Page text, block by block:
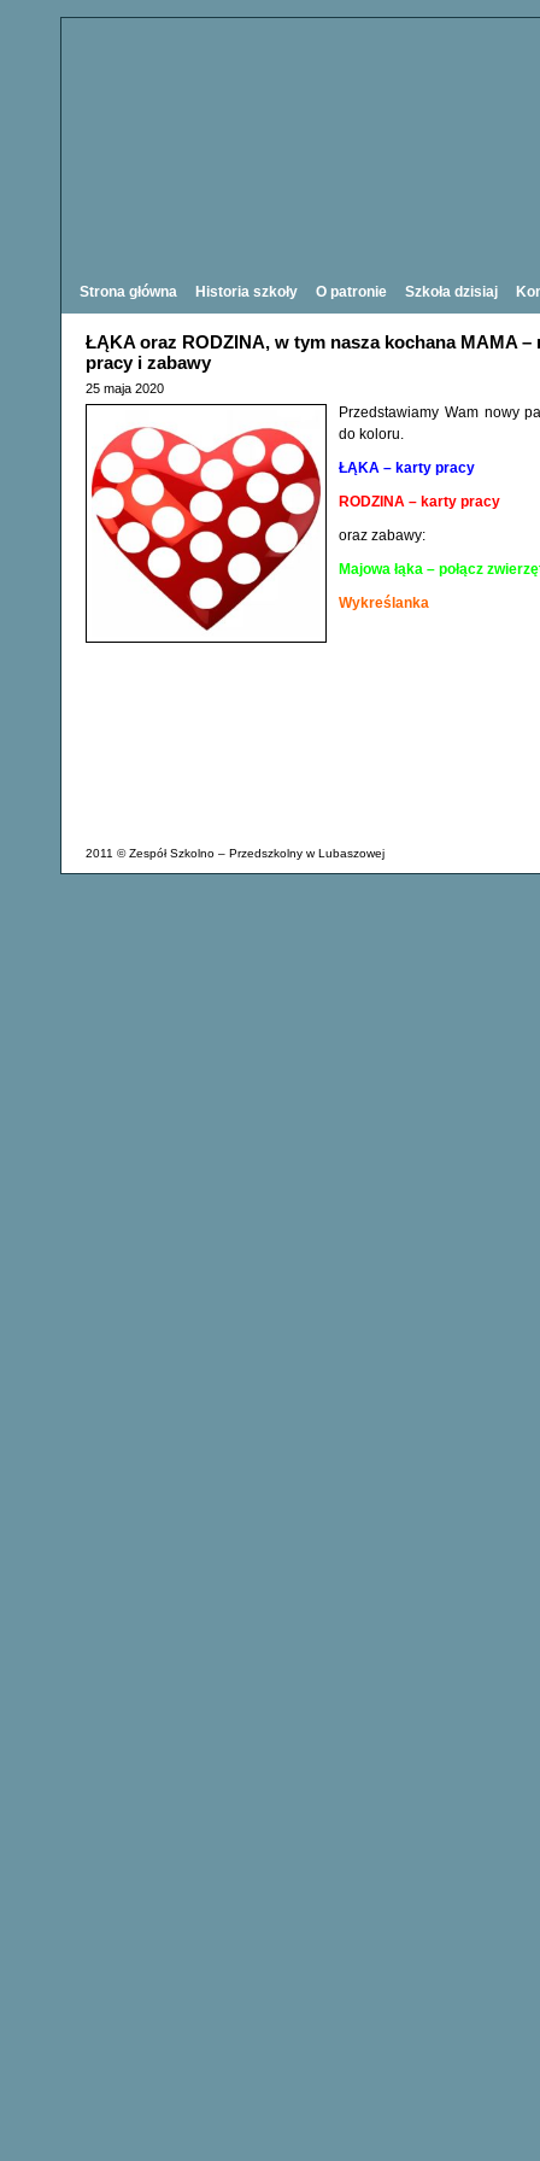
Strona główna Historia szkoły O patronie Szkoła dzisiaj
ŁĄKA oraz RODZINA, w tym nasza kochana MAMA –
pracy i zabawy
25 maja 2020
Przedstawiamy Wam nowy
do koloru.
ŁĄKA – karty pracy
RODZINA – karty pracy
oraz zabawy:
Majowa łąka – połącz
Wykreślanka
2011 © Zespół Szkolno – Przedszkolny w Lubaszowej